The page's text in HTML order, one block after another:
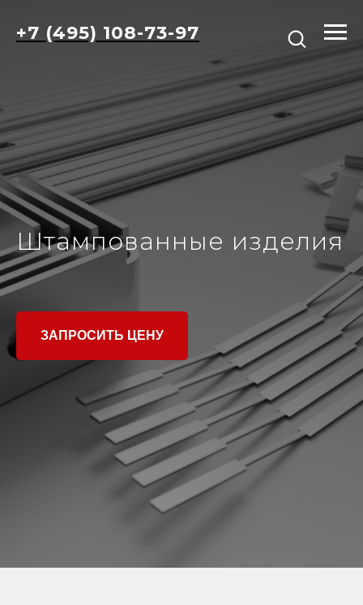
+7 (495) 108-73-97
Штампованные изделия
ЗАПРОСИТЬ ЦЕНУ